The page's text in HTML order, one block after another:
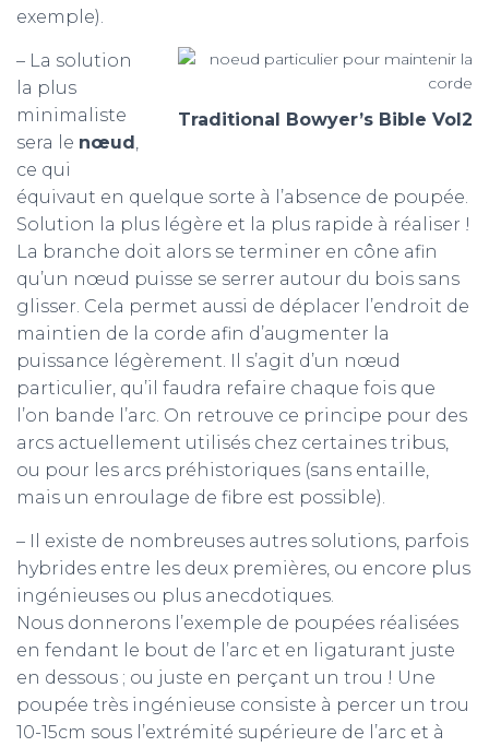
exemple).
Traditional Bowyer’s Bible Vol2
– La solution
la plus
minimaliste
sera le nœud,
ce qui
équivaut en quelque sorte à l’absence de poupée.
Solution la plus légère et la plus rapide à réaliser !
La branche doit alors se terminer en cône afin
qu’un nœud puisse se serrer autour du bois sans
glisser. Cela permet aussi de déplacer l’endroit de
maintien de la corde afin d’augmenter la
puissance légèrement. Il s’agit d’un nœud
particulier, qu’il faudra refaire chaque fois que
l’on bande l’arc. On retrouve ce principe pour des
arcs actuellement utilisés chez certaines tribus,
ou pour les arcs préhistoriques (sans entaille,
mais un enroulage de fibre est possible).
– Il existe de nombreuses autres solutions, parfois
hybrides entre les deux premières, ou encore plus
ingénieuses ou plus anecdotiques.
Nous donnerons l’exemple de poupées réalisées
en fendant le bout de l’arc et en ligaturant juste
en dessous ; ou juste en perçant un trou ! Une
poupée très ingénieuse consiste à percer un trou
10-15cm sous l’extrémité supérieure de l’arc et à